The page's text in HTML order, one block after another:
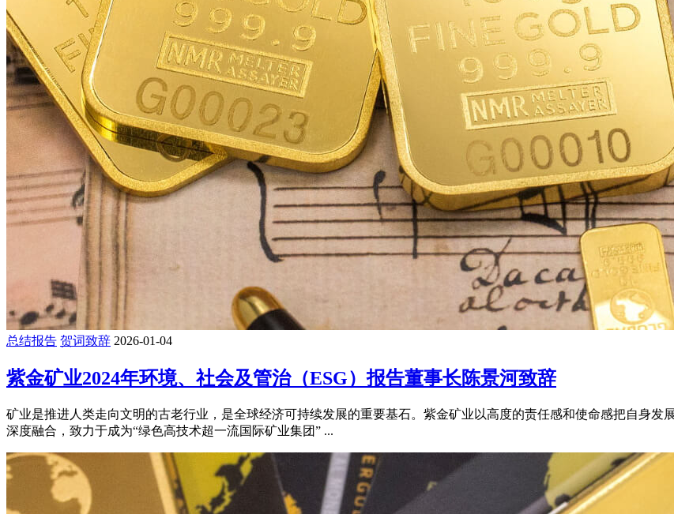
总结报告 贺词致辞 2026-01-04
紫金矿业2024年环境、社会及管治（ESG）报告董事长陈景河致辞
矿业是推进人类走向文明的古老行业，是全球经济可持续发展的重要基石。紫金矿业以高度的责任感和使命感把自身发
深度融合，致力于成为“绿色高技术超一流国际矿业集团” ...